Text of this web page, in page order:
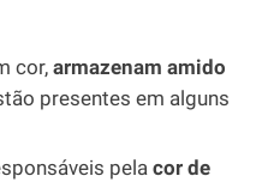
cor, armazenam amido
presentes em alguns
pela cor de